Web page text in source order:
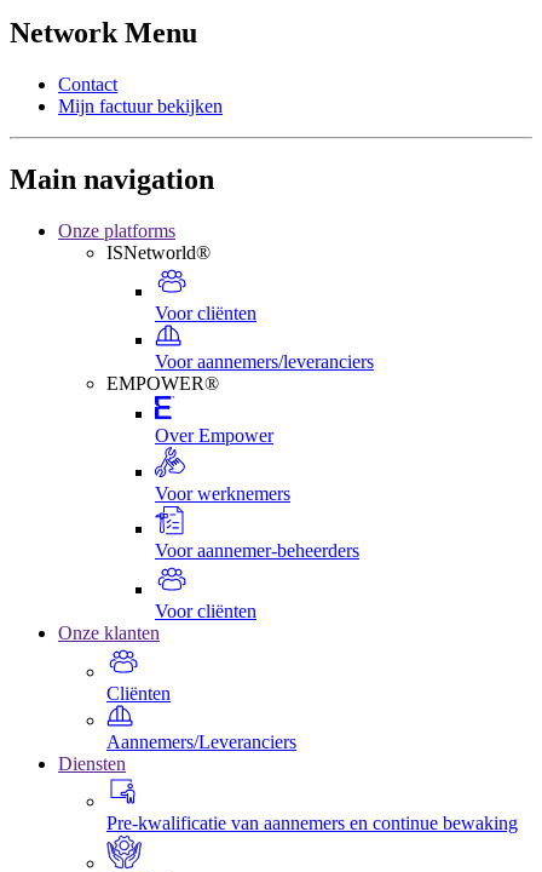
Network Menu
Contact
Mijn factuur bekijken
Main navigation
Onze platforms
ISNetworld®
Voor cliënten
Voor aannemers/leveranciers
EMPOWER®
Over Empower
Voor werknemers
Voor aannemer-beheerders
Voor cliënten
Onze klanten
Cliënten
Aannemers/Leveranciers
Diensten
Pre-kwalificatie van aannemers en continue bewaking